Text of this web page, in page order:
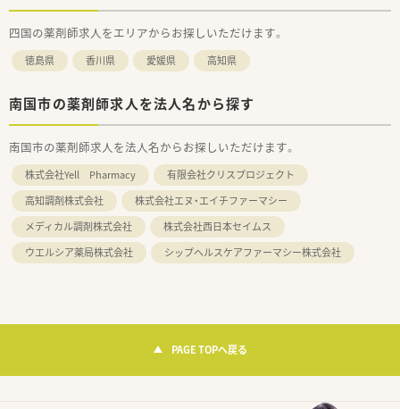
四国の薬剤師求人をエリアからお探しいただけます。
徳島県 香川県 愛媛県 高知県
南国市の薬剤師求人を法人名から探す
南国市の薬剤師求人を法人名からお探しいただけます。
株式会社Yell Pharmacy
有限会社クリスプロジェクト
高知調剤株式会社
株式会社エヌ・エイチファーマシー
メディカル調剤株式会社
株式会社西日本セイムス
ウエルシア薬局株式会社
シップヘルスケアファーマシー株式会社
PAGE TOPへ戻る